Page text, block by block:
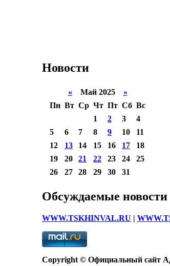
Новости
«Май 2025 »
Пн Вт Ср Чт Пт Сб Вс
1
2 3
4
5
6 7 8 9 10
11
12
13 14 15 16 17
18
19
20 21 22 23 24
25
26
27 28 29 30 31
Обсуждаемые новости
WWW.TSKHINVAL.RU |
Copyright © Официальный сайт